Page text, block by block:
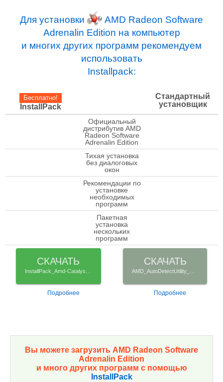
Для установки
AMD Radeon Software
Adrenalin Edition на компьютер
и многих других программ рекомендуем
использовать
Installpack:
Бесплатно!
InstallPack
Стандартный
установщик
check
Официальный
дистрибутив AMD
Radeon Software
Adrenalin Edition
check
Тихая установка
без диалоговых
окон
check
Рекомендации по
установке
необходимых
программ
check
Пакетная
установка
нескольких
программ
СКАЧАТЬ
Подробнее
СКАЧАТЬ
Подробнее
Вы можете загрузить AMD Radeon Software
Adrenalin Edition
и много других программ с помощью
InstallPack